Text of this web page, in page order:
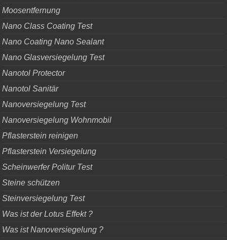
Moosentfernung
Nano Class Coating Test
Nano Coating Nano Sealant
Nano Glasversiegelung Test
Nanotol Protector
Nanotol Sanitär
Nanoversiegelung Test
Nanoversiegelung Wohnmobil
Pflasterstein reinigen
Pflasterstein Versiegelung
Scheinwerfer Politur Test
Steine schützen
Steinversiegelung Test
Was ist der Lotus Effekt ?
Was ist Nanoversiegelung ?